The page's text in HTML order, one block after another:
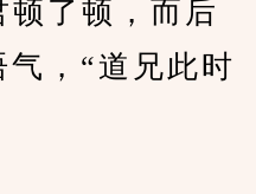
了顿，而后
，“道兄此时